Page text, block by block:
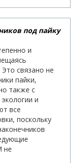
под пайку
и
связано не
пайки,
также с
и
все
поскольку
не